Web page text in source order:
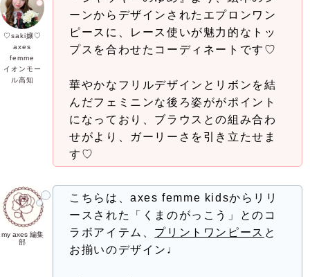
♡saki嬢♡
axes
femme
イオンモー
ル高知
ーンからデザインされたエプロンワン
ピースに、レース使いが魅力的なトッ
プスを合わせたコーディネートです♡
華やかなフリルデザインとリボンを結
んだフェミニンな後ろ姿ががポイント
になっており、ブラウスとの組み合わ
せがより、ガーリーさを引き立たせま
す♡
my axes 編集
部
こちらは、axes femme kidsからリリ
ースされた「くまのがっこう」とのコ
ラボアイテム、 プリントワンピース と
お揃いのデザイン♩